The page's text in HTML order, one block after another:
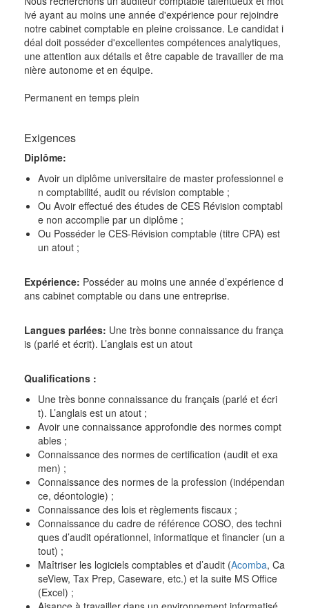
ivé ayant au moins une année d'expérience pour rejoindre
notre cabinet comptable en pleine croissance. Le candidat i
déal doit posséder d'excellentes compétences analytiques,
une attention aux détails et être capable de travailler de ma
nière autonome et en équipe.
Permanent en temps plein
Exigences
Diplôme:
Avoir un diplôme universitaire de master professionnel e
n comptabilité, audit ou révision comptable ;
Ou Avoir effectué des études de CES Révision comptabl
e non accomplie par un diplôme ;
Ou Posséder le CES-Révision comptable (titre CPA) est
un atout ;
Expérience: Posséder au moins une année d’expérience d
ans cabinet comptable ou dans une entreprise.
Langues parlées: Une très bonne connaissance du frança
is (parlé et écrit). L’anglais est un atout
Qualifications :
Une très bonne connaissance du français (parlé et écri
t). L’anglais est un atout ;
Avoir une connaissance approfondie des normes compt
ables ;
Connaissance des normes de certification (audit et exa
men) ;
Connaissance des normes de la profession (indépendan
ce, déontologie) ;
Connaissance des lois et règlements fiscaux ;
Connaissance du cadre de référence COSO, des techni
ques d’audit opérationnel, informatique et financier (un a
tout) ;
Maîtriser les logiciels comptables et d’audit (Acomba, Ca
seView, Tax Prep, Caseware, etc.) et la suite MS Office
(Excel) ;